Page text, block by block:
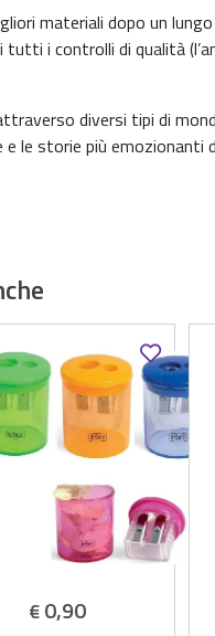
materiali dopo un
i controlli di qualità
diversi tipi di
le storie più emozionanti
€0,90